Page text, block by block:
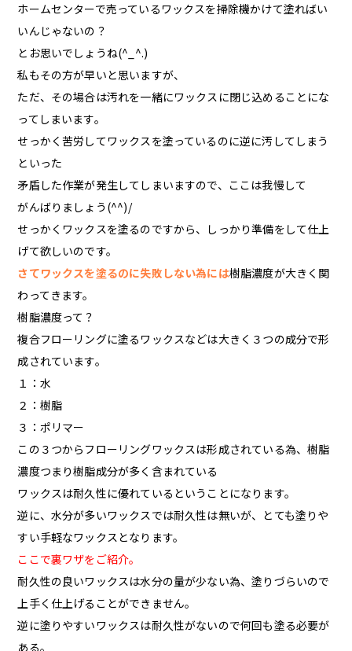
ホームセンターで売っているワックスを掃除機かけて塗ればい
いんじゃないの？
とお思いでしょうね(^_^.)
私もその方が早いと思いますが、
ただ、その場合は汚れを一緒にワックスに閉じ込めることにな
ってしまいます。
せっかく苦労してワックスを塗っているのに逆に汚してしまう
といった
矛盾した作業が発生してしまいますので、ここは我慢して
がんばりましょう(^^)/
せっかくワックスを塗るのですから、しっかり準備をして仕上
げて欲しいのです。
さてワックスを塗るのに失敗しない為には樹脂濃度が大きく関
わってきます。
樹脂濃度って？
複合フローリングに塗るワックスなどは大きく３つの成分で形
成されています。
１：水
２：樹脂
３：ポリマー
この３つからフローリングワックスは形成されている為、樹脂
濃度つまり樹脂成分が多く含まれている
ワックスは耐久性に優れているということになります。
逆に、水分が多いワックスでは耐久性は無いが、とても塗りや
すい手軽なワックスとなります。
ここで裏ワザをご紹介。
耐久性の良いワックスは水分の量が少ない為、塗りづらいので
上手く仕上げることができません。
逆に塗りやすいワックスは耐久性がないので何回も塗る必要が
ある。